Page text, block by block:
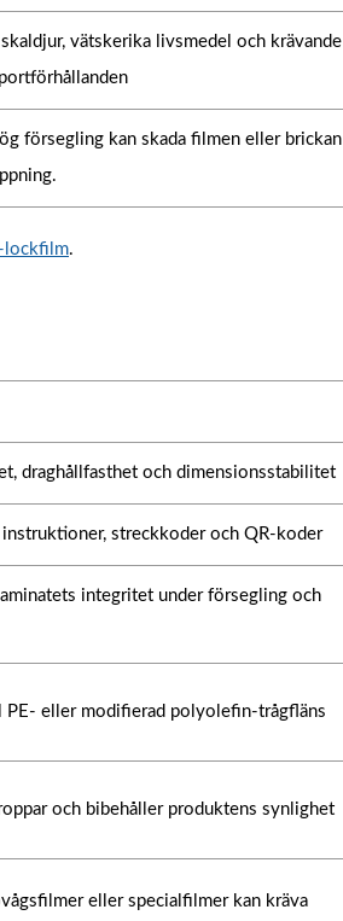
vätskerika livsmedel och krävande
försegling kan skada filmen eller brickan
lockfilm.
draghållfasthet och dimensionsstabilitet
streckkoder och QR-koder
integritet under försegling och
PE- eller modifierad polyolefin-trågfläns
och bibehåller produktens synlighet
eller specialfilmer kan kräva